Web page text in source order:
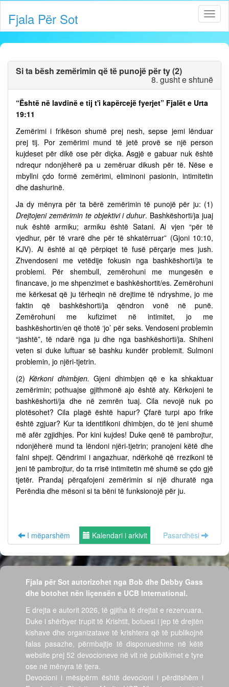
Fjala Për Sot
Si ta bësh zemërimin që të punojë për ty (2)
8. gusht e shtunë
“Është në lavdinë e tij t'i kapërcejë fyerjet” Fjalët e Urta
19:11
Zemërimi i frikëson shumë prej nesh, sepse jemi lënduar
prej tij. Por zemërimi mund të jetë provë se një person
kujdeset për dikë ose për diçka. Asgjë e gabuar nuk është
ndrequr ndonjëherë pa u zemëruar dikush për të. Nëse e
mbyllni çdo formë zemërimi, eliminoni pasionin, intimitetin
dhe dashurinë.
Ja dy mënyra për ta bërë zemërimin të punojë për ju: (1)
Drejtojeni zemërimin te objektivi i duhur. Bashkëshorti/ja juaj
nuk është armiku; armiku është Satani. Ai vjen “për të
vjedhur, për të vrarë dhe për të shkatërruar” (Gjoni 10:10,
KJV). Ai është ai që përpiqet të fusë përçarje mes jush.
Zhvendoseni me vetëdije fokusin nga bashkëshorti/ja te
problemi. Për shembull, zemërohuni me mungesën e
financave, jo me shpenzimet e bashkëshortit/es. Zemërohuni
me kërkesat që ju tërheqin në drejtime të ndryshme, jo me
faktin që bashkëshorti/ja qëndron vonë në punë.
Zemërohuni me kufizimet në intimitet, jo me
bashkëshortin/en që thotë ‘jo’ për seks. Vendoseni problemin
“jashtë”, të ndarë nga ju dhe nga bashkëshorti/ja. Shiheni
veten si duke luftuar së bashku kundër problemit. Sulmoni
problemin, jo njëri-tjetrin.
(2)Kërkoni dhimbjen. Gjeni dhimbjen që e ka shkaktuar
zemërimin; pothuajse gjithmonë ajo është aty. Kërkojeni te
bashkëshorti/ja dhe në zemrën tuaj. Cila nevojë nuk po
plotësohet? Cila plagë është hapur? Çfarë turpi apo frike
është zgjuar? Kur ta identifikoni dhimbjen, do të jeni shumë
më afër zgjidhjes. Por kini kujdes! Duke qenë të pambrojtur,
ndonjëherë mund ta lëndoni njëri-tjetrin; pranojeni këtë dhe
falni shpejt. Qëndrimi i angazhuar, ndërkohë që rrezikoni të
jeni të pambrojtur, do ta rrisë intimitetin më shumë se çdo gjë
tjetër. Prandaj përqafojeni zemërimin si një dhuratë nga
Perëndia dhe mësoni si ta bëni të funksionojë për ju.
I mëparshëm Kalendari i arkivit Pasardhësi
Fjala për Sot autorizohet nga Bob dhe Debby Gass
dhe botohet nën liçensën e UCB International.
E drejta e autorit 2026, të gjitha të drejtat e rezervuara.
Duke i shërbyer trupit të Krishtit, botuesi i jep të drejtën
kishave dhe organizatave të krishtera që të publikojnë
falas pasazhe, përmbajtje të disponueshme në këtë
website prej 52 devocioneve në vit në publikimet e tyre
ose në mënyra të tjera.
Devocioni i mësipërm është devocioni i përditshëm i